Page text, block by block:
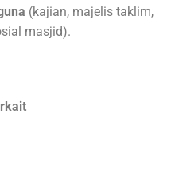
(kajian, majelis taklim,
masjid).